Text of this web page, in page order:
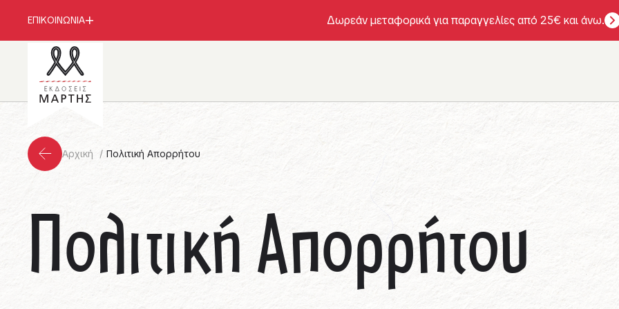
ΕΠΙΚΟΙΝΩΝΙΑ Δωρεάν μεταφορικά για παραγγελίες από 25€ και άνω.
Αρχική Πολιτική Απορρήτου
Πολιτική Απορρήτου